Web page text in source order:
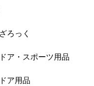
ろっく
ア・スポーツ用品
ア用品